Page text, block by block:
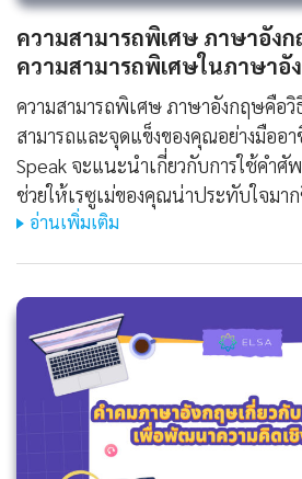
ความสามารถพิเศษ ภาษาอังก
ความสามารถพิเศษในภาษาอั
ความสามารถพิเศษ ภาษาอังกฤษคือ
สามารถและจุดแข็งของคุณอย่างมืออ
Speak จะแนะนำเกี่ยวกับการใช้คำ
ช่วยให้เรซูเม่ของคุณน่าประทับใจม
อ่านเพิ่มเติม